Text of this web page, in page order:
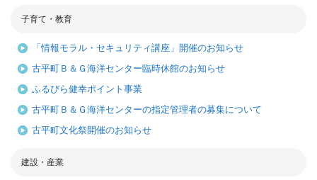
子育て・教育
「情報モラル・セキュリティ講座」開催のお知らせ
古平町Ｂ＆Ｇ海洋センター臨時休館のお知らせ
ふるびら健幸ポイント事業
古平町Ｂ＆Ｇ海洋センターの指定管理者の募集について
古平町文化祭開催のお知らせ
建設・産業